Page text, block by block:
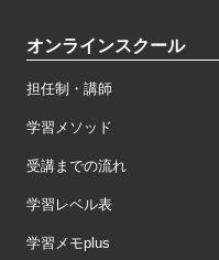
オンラインスクール
担任制・講師
学習メソッド
受講までの流れ
学習レベル表
学習メモplus